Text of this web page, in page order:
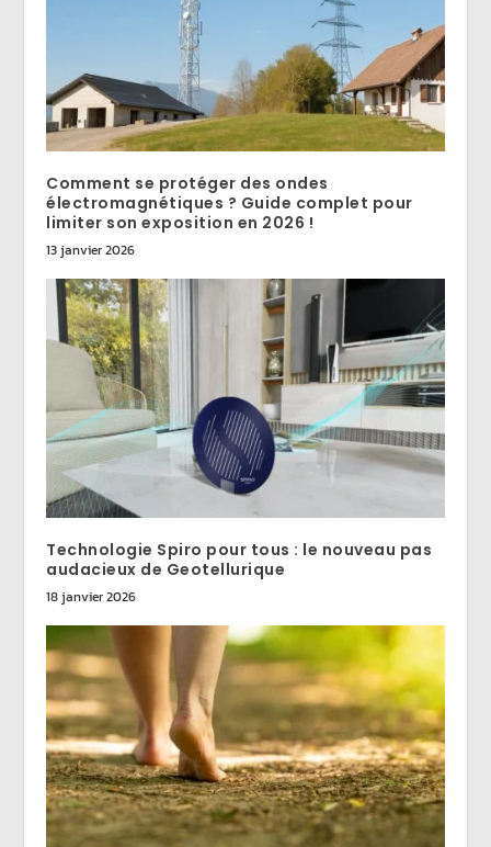
Comment se protéger des ondes
électromagnétiques ? Guide complet pour
limiter son exposition en 2026 !
13 janvier 2026
Technologie Spiro pour tous : le nouveau pas
audacieux de Geotellurique
18 janvier 2026